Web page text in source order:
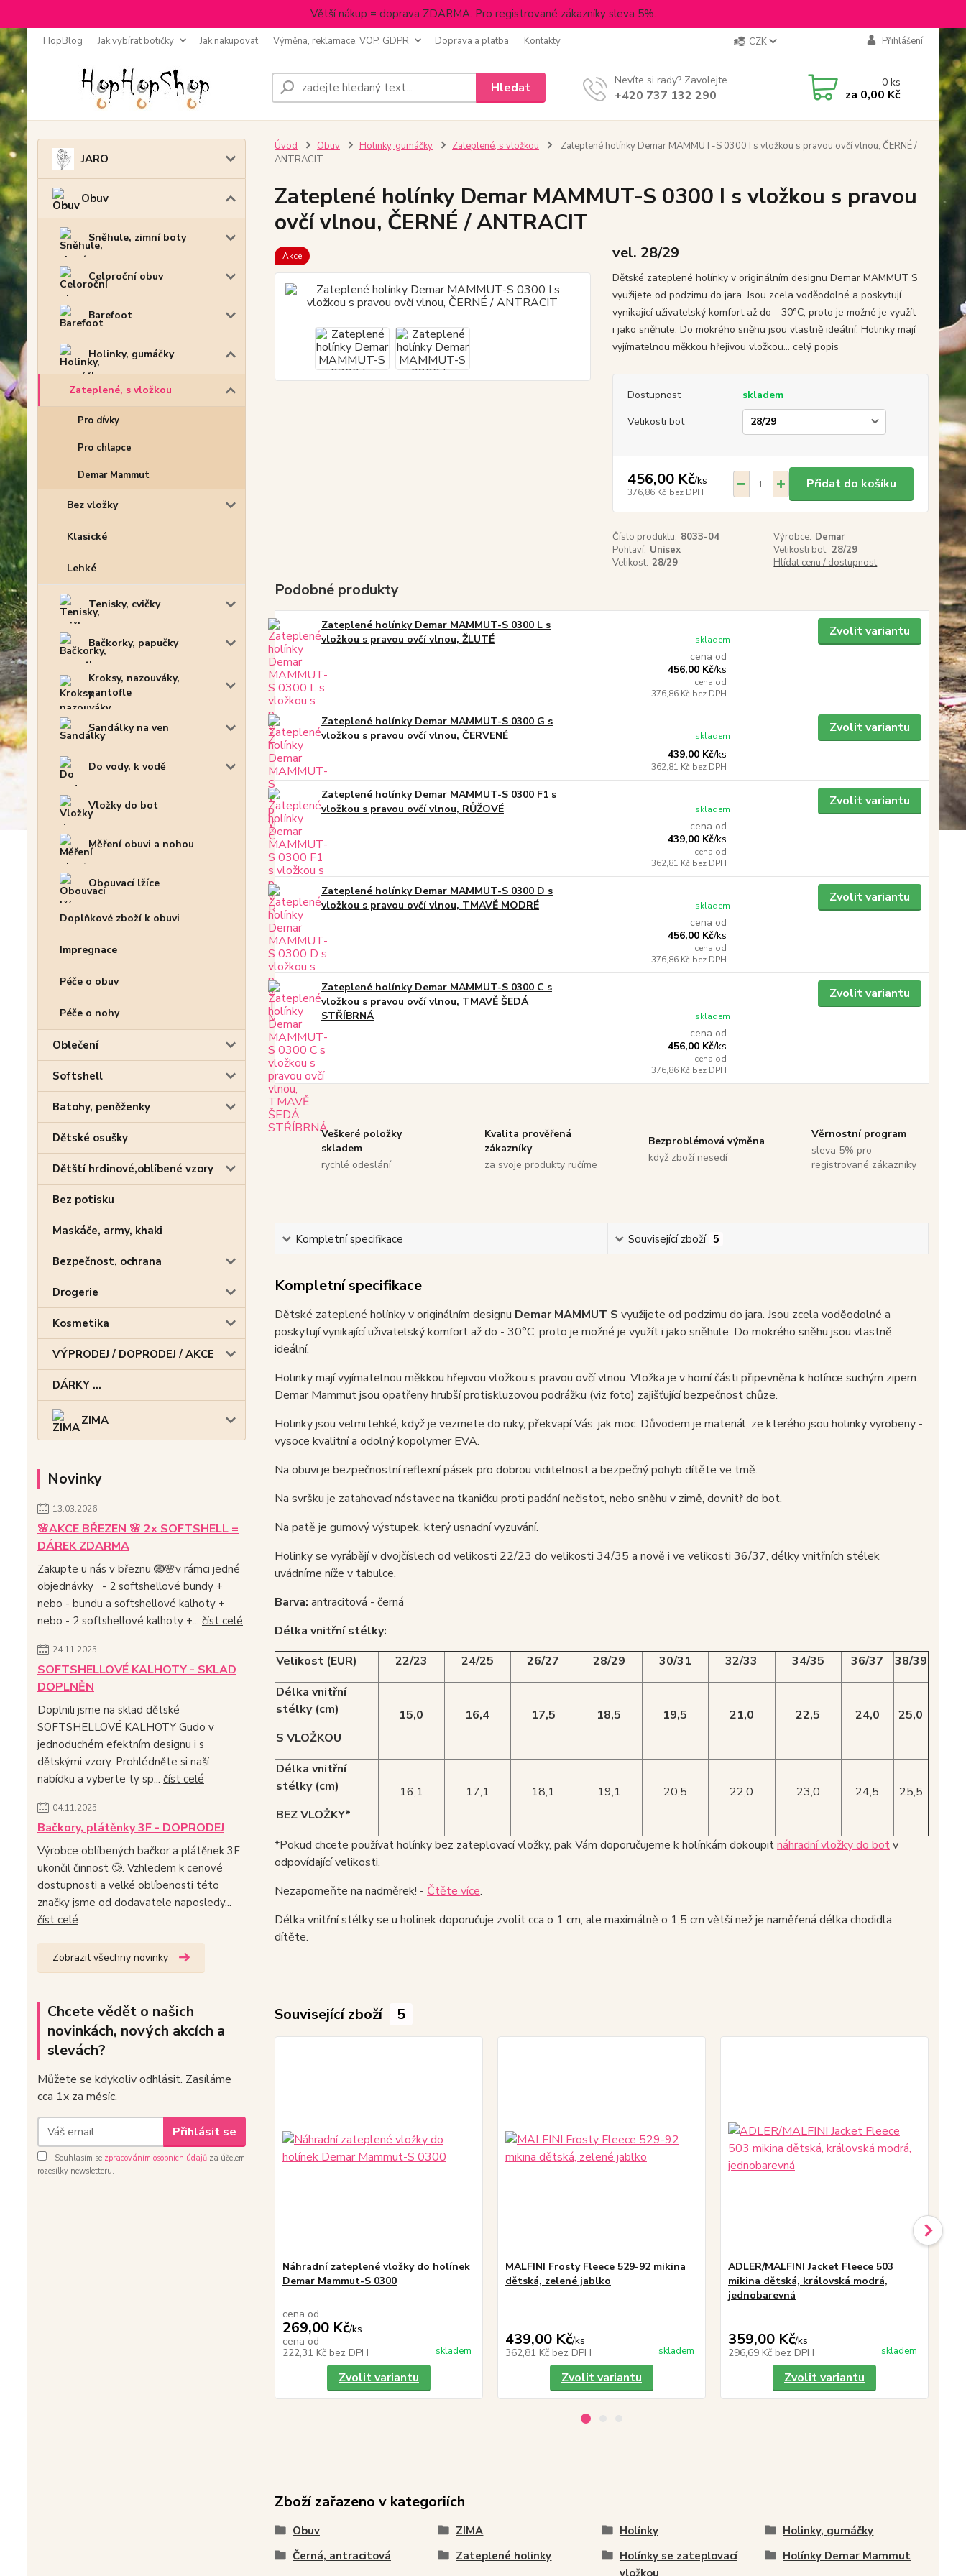
Větší nákup = doprava ZDARMA. Pro registrované zákazníky sleva 5%.
HopBlog Jak vybírat botičky Jak nakupovat Výměna, reklamace, VOP, GDPR Doprava a platba Kontakty CZK Přihlášení
Hledat Nevíte si rady? Zavolejte.
+420 737 132 290
0ks
za 0,00 Kč
JARO
Obuv
Sněhule, zimní boty
Celoroční obuv
Barefoot
Holinky, gumáčky
Zateplené, s vložkou
Pro dívky
Pro chlapce
Demar Mammut
Bez vložky
Klasické
Lehké
Tenisky, cvičky
Bačkorky, papučky
Kroksy, nazouváky,
pantofle
Sandálky na ven
Do vody, k vodě
Vložky do bot
Měření obuvi a nohou
Obouvací lžíce
Doplňkové zboží k obuvi
Impregnace
Péče o obuv
Péče o nohy
Oblečení
Softshell
Batohy, peněženky
Dětské osušky
Dětští hrdinové,oblíbené vzory
Bez potisku
Maskáče, army, khaki
Bezpečnost, ochrana
Drogerie
Kosmetika
VÝPRODEJ / DOPRODEJ / AKCE
DÁRKY ...
ZIMA
Novinky
13.03.2026
🌸AKCE BŘEZEN 🌸 2x SOFTSHELL =
DÁREK ZDARMA
Zakupte u nás v březnu 🪺🌸v rámci jedné
objednávky - 2 softshellové bundy +
nebo - bundu a softshellové kalhoty +
nebo - 2 softshellové kalhoty +... číst celé
24.11.2025
SOFTSHELLOVÉ KALHOTY - SKLAD
DOPLNĚN
Doplnili jsme na sklad dětské
SOFTSHELLOVÉ KALHOTY Gudo v
jednoduchém efektním designu i s
dětskými vzory. Prohlédněte si naší
nabídku a vyberte ty sp... číst celé
04.11.2025
Bačkory, plátěnky 3F - DOPRODEJ
Výrobce oblíbených bačkor a plátěnek 3F
ukončil činnost 🥲. Vzhledem k cenové
dostupnosti a velké oblíbenosti této
značky jsme od dodavatele naposledy...
číst celé
Zobrazit všechny novinky
Chcete vědět o našich
novinkách, nových akcích a
slevách?
Můžete se kdykoliv odhlásit. Zasíláme
cca 1x za měsíc.
Přihlásit se
Souhlasím se zpracováním osobních údajů za účelem
rozesílky newsletteru.
Úvod Obuv Holinky, gumáčky Zateplené, s vložkou
Zateplené holínky Demar MAMMUT-S 0300 I s vložkou s pravou ovčí vlnou, ČERNÉ /
ANTRACIT
Zateplené holínky Demar MAMMUT-S 0300 I s vložkou s pravou
ovčí vlnou, ČERNÉ / ANTRACIT
Akce vel. 28/29
Dětské zateplené holínky v originálním designu Demar MAMMUT S
využijete od podzimu do jara. Jsou zcela voděodolné a poskytují
vynikající uživatelský komfort až do - 30°C, proto je možné je využít
i jako sněhule. Do mokrého sněhu jsou vlastně ideální. Holinky mají
vyjímatelnou měkkou hřejivou vložkou... celý popis
Dostupnost
skladem
Velikosti bot
456,00 Kč/ks
376,86 Kč bez DPH
Přidat do košíku
Číslo produktu: 8033-04 Výrobce: Demar
Pohlaví: Unisex Velikosti bot: 28/29
Velikost: 28/29 Hlídat cenu / dostupnost
Podobné produkty
Zateplené holínky Demar MAMMUT-S 0300 L s
vložkou s pravou ovčí vlnou, ŽLUTÉ
cena od
456,00 Kč/ks
cena od
376,86 Kč bez DPH
skladem
Zvolit variantu
Zateplené holínky Demar MAMMUT-S 0300 G s
vložkou s pravou ovčí vlnou, ČERVENÉ
439,00 Kč/ks
362,81 Kč bez DPH
skladem
Zvolit variantu
Zateplené holínky Demar MAMMUT-S 0300 F1 s
vložkou s pravou ovčí vlnou, RŮŽOVÉ
cena od
439,00 Kč/ks
cena od
362,81 Kč bez DPH
skladem
Zvolit variantu
Zateplené holínky Demar MAMMUT-S 0300 D s
vložkou s pravou ovčí vlnou, TMAVĚ MODRÉ
cena od
456,00 Kč/ks
cena od
376,86 Kč bez DPH
skladem
Zvolit variantu
Zateplené holínky Demar MAMMUT-S 0300 C s
vložkou s pravou ovčí vlnou, TMAVĚ ŠEDÁ
STŘÍBRNÁ
cena od
456,00 Kč/ks
cena od
376,86 Kč bez DPH
skladem
Zvolit variantu
Veškeré položky
skladem
rychlé odeslání
Kvalita prověřená
zákazníky
za svoje produkty ručíme
Bezproblémová výměna
když zboží nesedí
Věrnostní program
sleva 5% pro
registrované zákazníky
Kompletní specifikace Související zboží 5
Kompletní specifikace
Dětské zateplené holínky v originálním designu Demar MAMMUT S využijete od podzimu do jara. Jsou zcela voděodolné a
poskytují vynikající uživatelský komfort až do - 30°C, proto je možné je využít i jako sněhule. Do mokrého sněhu jsou vlastně
ideální.
Holinky mají vyjímatelnou měkkou hřejivou vložkou s pravou ovčí vlnou. Vložka je v horní části připevněna k holínce suchým zipem.
Demar Mammut jsou opatřeny hrubší protiskluzovou podrážku (viz foto) zajišťující bezpečnost chůze.
Holinky jsou velmi lehké, když je vezmete do ruky, překvapí Vás, jak moc. Důvodem je materiál, ze kterého jsou holinky vyrobeny -
vysoce kvalitní a odolný kopolymer EVA.
Na obuvi je bezpečnostní reflexní pásek pro dobrou viditelnost a bezpečný pohyb dítěte ve tmě.
Na svršku je zatahovací nástavec na tkaničku proti padání nečistot, nebo sněhu v zimě, dovnitř do bot.
Na patě je gumový výstupek, který usnadní vyzuvání.
Holinky se vyrábějí v dvojčíslech od velikosti 22/23 do velikosti 34/35 a nově i ve velikosti 36/37, délky vnitřních stélek
uvádníme níže v tabulce.
Barva: antracitová - černá
Délka vnitřní stélky:
Velikost (EUR)
22/23 24/25 26/27 28/29 30/31 32/33 34/35 36/37
38/39
Délka vnitřní
stélky (cm)
S VLOŽKOU
15,0 16,4 17,5 18,5 19,5 21,0 22,5 24,0 25,0
Délka vnitřní
stélky (cm)
BEZ VLOŽKY*
16,1 17,1 18,1 19,1 20,5 22,0 23,0 24,5 25,5
*Pokud chcete používat holínky bez zateplovací vložky, pak Vám doporučujeme k holínkám dokoupitnáhradní vložky do botv
odpovídající velikosti.
Nezapomeňte na nadměrek! - Čtěte více.
Délka vnitřní stélky se u holinek doporučuje zvolit cca o 1 cm, ale maximálně o 1,5 cm větší než je naměřená délka chodidla
dítěte.
Související zboží 5
Náhradní zateplené vložky do holínek
Demar Mammut-S 0300
cena od
269,00 Kč/ks
cena od
222,31 Kč bez DPH skladem
Zvolit variantu
MALFINI Frosty Fleece 529-92 mikina
dětská, zelené jablko
439,00 Kč/ks
362,81 Kč bez DPH skladem
Zvolit variantu
ADLER/MALFINI Jacket Fleece 503
mikina dětská, královská modrá,
jednobarevná
359,00 Kč/ks
296,69 Kč bez DPH skladem
Zvolit variantu
Zboží zařazeno v kategoriích
Obuv ZIMA Holínky
Holinky, gumáčky
Černá, antracitová
Zateplené holinky
Holínky se zateplovací
vložkou
Holínky Demar Mammut